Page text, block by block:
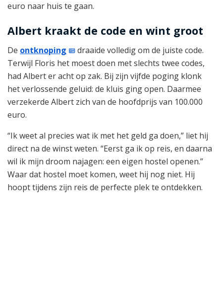
euro naar huis te gaan.
Albert kraakt de code en wint groot
De ontknoping
draaide volledig om de juiste code.
Terwijl Floris het moest doen met slechts twee codes,
had Albert er acht op zak. Bij zijn vijfde poging klonk
het verlossende geluid: de kluis ging open. Daarmee
verzekerde Albert zich van de hoofdprijs van 100.000
euro.
“Ik weet al precies wat ik met het geld ga doen,” liet hij
direct na de winst weten. “Eerst ga ik op reis, en daarna
wil ik mijn droom najagen: een eigen hostel openen.”
Waar dat hostel moet komen, weet hij nog niet. Hij
hoopt tijdens zijn reis de perfecte plek te ontdekken.